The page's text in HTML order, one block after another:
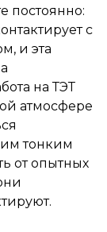
постоянно:
с
и эта
на ТЭТ
атмосфере
тонким
от опытных